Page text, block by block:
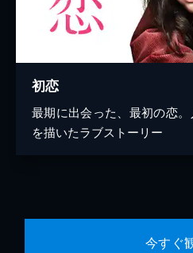
初恋
最期に出会った、最初の恋
を描いたラブストーリー
今すぐ